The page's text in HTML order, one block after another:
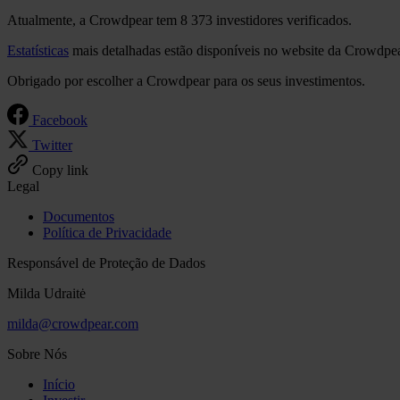
Atualmente, a Crowdpear tem 8 373 investidores verificados.
Estatísticas mais detalhadas estão disponíveis no website da
Obrigado por escolher a Crowdpear para os seus investimentos.
Facebook
Twitter
Copy link
Legal
Documentos
Política de Privacidade
Responsável de Proteção de Dados
Milda Udraitė
milda@crowdpear.com
Sobre Nós
Início